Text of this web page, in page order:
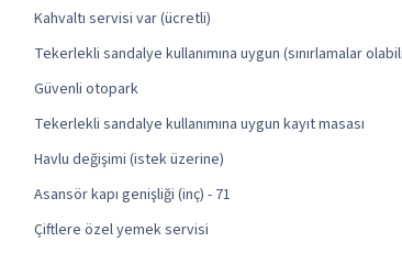
Kahvaltı servisi var (ücretli)
Tekerlekli sandalye kullanımına uygun (sınırlamalar
Güvenli otopark
Tekerlekli sandalye kullanımına uygun kayıt masası
Havlu değişimi (istek üzerine)
Asansör kapı genişliği (inç) - 71
Çiftlere özel yemek servisi